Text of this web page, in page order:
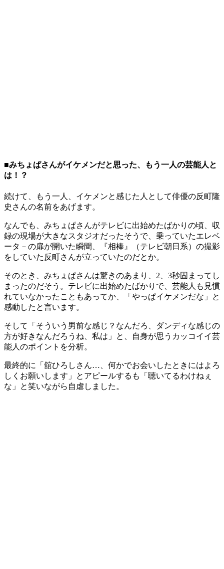
■みちょぱさんがイケメンだと思った、もう一人の芸能人と
は！？
続けて、もう一人、イケメンと感じた人として俳優の反町隆
史さんの名前をあげます。
なんでも、みちょぱさんがテレビに出始めたばかりの頃、収
録の現場が大きなスタジオだったそうで、乗っていたエレベ
ータ－の扉が開いた瞬間、『相棒』（テレビ朝日系）の撮影
をしていた反町さんが立っていたのだとか。
そのとき、みちょぱさんは驚きのあまり、2、3秒固まってし
まったのだそう。テレビに出始めたばかりで、芸能人も見慣
れていなかったこともあってか、「やっぱイケメンだな」と
感動したと言います。
そして「そういう男前な感じ？なんだろ、ダンディな感じの
方が好きなんだろうね、私は」と、自身が思うカッコイイ芸
能人のポイントを分析。
最終的に「舘ひろしさん…、何かでお会いしたときにはよろ
しくお願いします」とアピールするも「聴いてるわけねぇ
な」と笑いながら自虐しました。